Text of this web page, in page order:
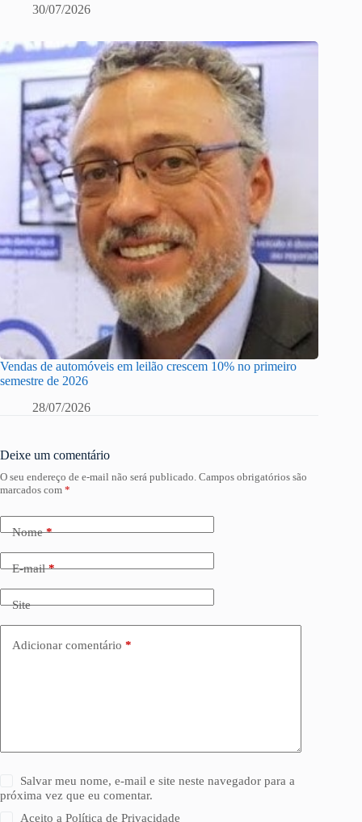
30/07/2026
Vendas de automóveis em leilão crescem 10% no primeiro
semestre de 2026
28/07/2026
Deixe um comentário
O seu endereço de e-mail não será publicado. Campos obrigatórios são
marcados com *
Nome*
E-mail*
Site
Adicionar comentário *
Salvar meu nome, e-mail e site neste navegador para a
próxima vez que eu comentar.
Aceito aPolítica de Privacidade